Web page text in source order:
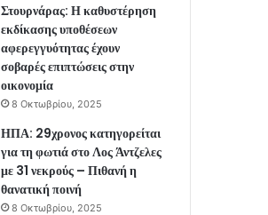
Στουρνάρας: Η καθυστέρηση
εκδίκασης υποθέσεων
αφερεγγυότητας έχουν
σοβαρές επιπτώσεις στην
οικονομία
8 Οκτωβρίου, 2025
ΗΠΑ: 29χρονος κατηγορείται
για τη φωτιά στο Λος Άντζελες
με 31 νεκρούς – Πιθανή η
θανατική ποινή
8 Οκτωβρίου, 2025